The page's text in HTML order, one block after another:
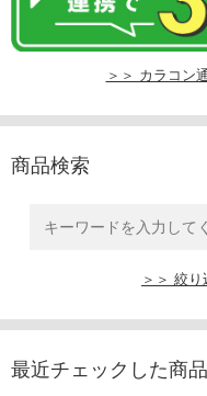
＞＞ カラコン
商品検索
＞＞ 絞
最近チェックした商品